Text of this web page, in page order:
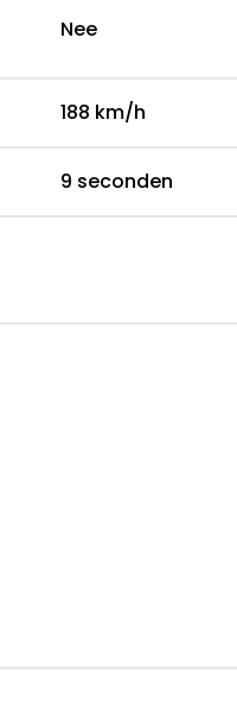
Nee
188 km/h
9 seconden